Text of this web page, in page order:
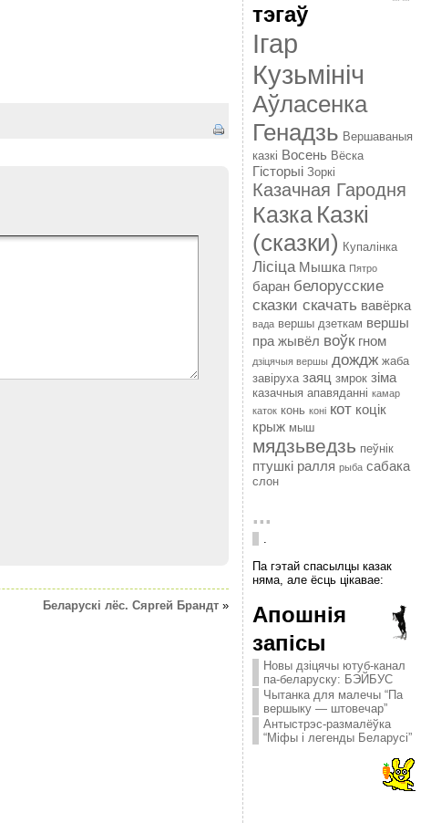
Беларускi лёс. Сяргей Брандт»
тэгаў
Ігар
Кузьмініч
Аўласенка
Генадзь Вершаваныя
казкі Восень Вёска
Гісторыі Зоркі
Казачная Гародня
Казка Казкі
(сказки) Купалінка
Лісіца Мышка Пятро
баран белорусские
сказки скачать вавёрка
вада вершы дзеткам вершы
пра жывёл воўк гном
дзіцячыя вершы дождж жаба
завіруха заяц змрок зіма
казачныя апавяданні камар
каток конь коні кот коцік
крыж мыш
мядзьведзь пеўнік
птушкі ралля рыба сабака
слон
...
Па гэтай спасылцы казак
няма, але ёсць цікавае:
Апошнія
запісы
Новы дзіцячы ютуб-канал
па-беларуску: БЭЙБУС
Чытанка для малечы “Па
вершыку — штовечар”
Антыстрэс-размалёўка
“Міфы і легенды Беларусі”